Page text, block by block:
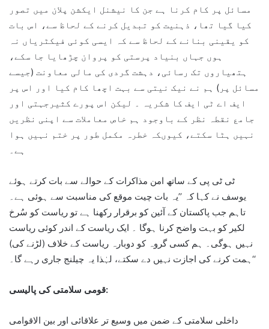
مسائل پر کام کرنا ہے جن کا نیشنل ایکشن پلان میں تصور
کیا گیا تھا، ذہنیت کو تبدیل کرنے کے لحاظ سے، اس بات
کو یقینی بنانے کے لحاظ سے کہ ایسی کوئی فیکٹریاں نہ
ہوں جہاں بنیاد پرستی کو پروان چڑھایا جا سکے،
ہتھیاروں تک رسائی، دہشت گردی کی مالی معاونت (جیسے
مسائل پر) ہم نے نیک نیتی سے بہت اچھا کام کیا اور اس پر
ایف اے ٹی ایف کا شکریہ ۔ لیکن اس پورے کثیرجہتی اور
جامع نقطہ نظر کے باوجود ہم خاص معاملات سے اپنی نظریں
نہیں ہٹا سکتے، کیوںکہ خطرہ مکمل طور پر ختم نہیں ہوا
ہے۔
ٹی ٹی پی کے ساتھ امن مذاکرات کے حوالے سے بات کرتے ہوئے
یوسف نے کہا کہ ’’یہ بات چیت موقع کی مناسبت سے ہوئی ہے۔
تاہم جب پاکستان کے آئین کو برقرار رکھنا ہے تو ریاست کو سُرخ
لکیر کو بہت واضح کرنا ہوگا ۔ ایک ریاست کے اندر کوئی ریاست
نہیں ہوگی۔ ہم کسی گروہ کو دوبارہ ریاست کے خلاف (لڑنے کی)
ہمت کرنے کی اجازت نہیں دے سکتے، لہٰذا یہ چیلنج جاری رہے گا۔‘‘
قومی سلامتی کی پالیسی:
داخلی سلامتی کے ضمن میں وسیع تر علاقائی اور بین الاقوامی